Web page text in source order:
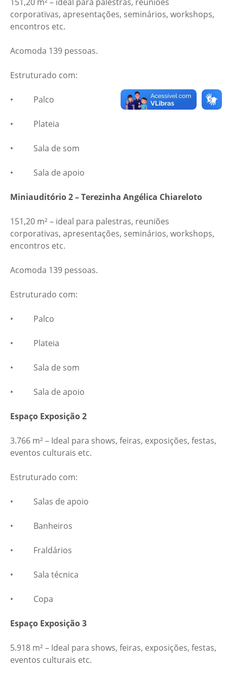
corporativas, apresentações, seminários, workshops,
encontros etc.
Acomoda 139 pessoas.
Estruturado com:
• Palco
• Plateia
• Sala de som
• Sala de apoio
Miniauditório 2 – Terezinha Angélica Chiareloto
151,20 m² – ideal para palestras, reuniões
corporativas, apresentações, seminários, workshops,
encontros etc.
Acomoda 139 pessoas.
Estruturado com:
• Palco
• Plateia
• Sala de som
• Sala de apoio
Espaço Exposição 2
3.766 m² – Ideal para shows, feiras, exposições, festas,
eventos culturais etc.
Estruturado com:
• Salas de apoio
• Banheiros
• Fraldários
• Sala técnica
• Copa
Espaço Exposição 3
5.918 m² – Ideal para shows, feiras, exposições, festas,
eventos culturais etc.